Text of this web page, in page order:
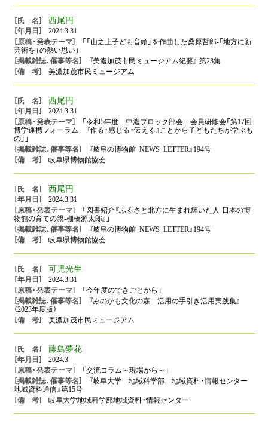
西尾円
2024.3.31
「「山之上子ども音頭」を作曲した桑原哲郎‐「地方に新
芸術を」の熱い思い」
『美濃加茂市民ミュージアム紀要』 第23集
美濃加茂市民ミュージアム
西尾円
2024.3.31
「令和5年度 中濃ブロック部会 会員研修会「第17回
博学連携フォーラム 『作る・感じる・伝える』ことから子どもたちが学ぶも
の」」
『岐阜の博物館 NEWS LETTER』194号
岐阜県博物館協会
西尾円
2024.3.31
「図書紹介『ふるさと北方に生まれ輝いた人‐日本の博
物館の育ての親‐棚橋源太郎』」
『岐阜の博物館 NEWS LETTER』194号
岐阜県博物館協会
可児光生
2024.3.31
「今年度のできごとから」
『みのかも文化の森 活用の手引き活用実践集』
（2023年度版）
美濃加茂市民ミュージアム
藤島夢花
2024.3
「交流コラム～現場から～」
『岐阜大学 地域科学部 地域資料・情報センター
地域資料通信』第15号
岐阜大学地域科学部地域資料・情報センター